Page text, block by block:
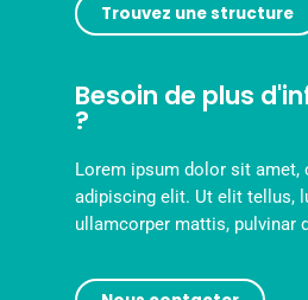
Trouvez une structure
Besoin de plus
?
Lorem ipsum dolor sit amet,
adipiscing elit. Ut elit tellus,
ullamcorper mattis, pulvinar